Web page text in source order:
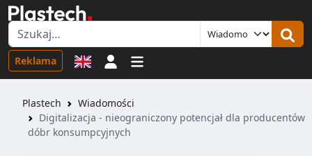
Reklama Logowanie
Plastech
Wiadomości
Digitalizacja - nieograniczony potencjał dla producentów
dóbr konsumpcyjnych